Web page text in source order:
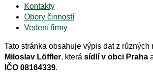
Kontakty
Obory činností
Vedení firmy
Tato stránka obsahuje výpis dat z různých
Miloslav Löffler, která sídlí v obci Praha
IČO 08164339.